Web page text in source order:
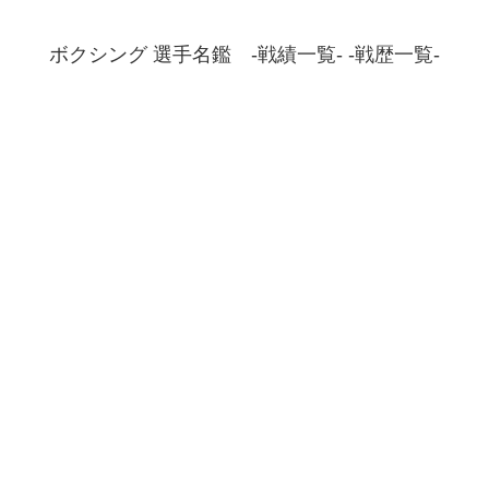
ボクシング 選手名鑑 -戦績一覧- -戦歴一覧-